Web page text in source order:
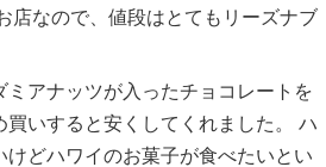
店なので、値段はとてもリーズナブ
ミアナッツが入ったチョコレートを
買いすると安くしてくれました。 ハ
けどハワイのお菓子が食べたいとい